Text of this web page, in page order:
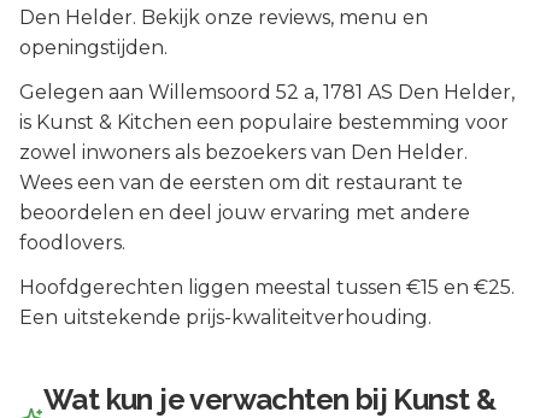
Den Helder. Bekijk onze reviews, menu en
openingstijden.
Gelegen aan Willemsoord 52 a, 1781 AS Den Helder,
is Kunst & Kitchen een populaire bestemming voor
zowel inwoners als bezoekers van Den Helder.
Wees een van de eersten om dit restaurant te
beoordelen en deel jouw ervaring met andere
foodlovers.
Hoofdgerechten liggen meestal tussen €15 en €25.
Een uitstekende prijs-kwaliteitverhouding.
Wat kun je verwachten bij Kunst &